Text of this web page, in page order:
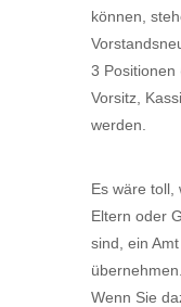
können,
3 Positionen
Vorsitz,
werden.
Es wäre toll,
Eltern oder
sind, ein
übernehmen.
Wenn Sie